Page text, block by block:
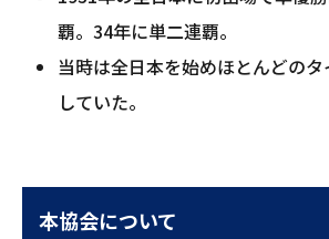
覇。34年に単二連覇。
当時は全日本を始めほとんどの
していた。
本協会について